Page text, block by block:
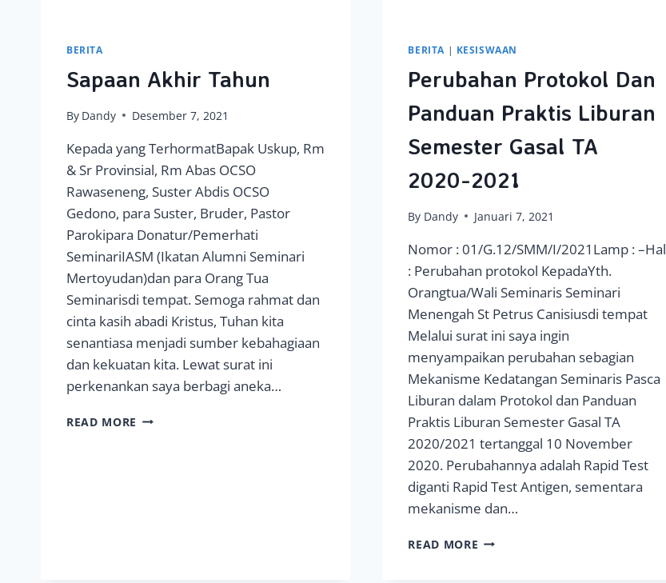
BERITA
Sapaan Akhir Tahun
By Dandy Desember 7, 2021
Kepada yang TerhormatBapak Uskup, Rm
& Sr Provinsial, Rm Abas OCSO
Rawaseneng, Suster Abdis OCSO
Gedono, para Suster, Bruder, Pastor
Parokipara Donatur/Pemerhati
SeminariIASM (Ikatan Alumni Seminari
Mertoyudan)dan para Orang Tua
Seminarisdi tempat. Semoga rahmat dan
cinta kasih abadi Kristus, Tuhan kita
senantiasa menjadi sumber kebahagiaan
dan kekuatan kita. Lewat surat ini
perkenankan saya berbagi aneka…
READ MORE SAPAAN
BERITA | KESISWAAN
Perubahan Protokol Dan
Panduan Praktis Liburan
Semester Gasal TA
2020-2021
By Dandy Januari 7, 2021
Nomor : 01/G.12/SMM/I/2021Lamp : –Hal
: Perubahan protokol KepadaYth.
Orangtua/Wali Seminaris Seminari
Menengah St Petrus Canisiusdi tempat
Melalui surat ini saya ingin
menyampaikan perubahan sebagian
Mekanisme Kedatangan Seminaris Pasca
Liburan dalam Protokol dan Panduan
Praktis Liburan Semester Gasal TA
2020/2021 tertanggal 10 November
2020. Perubahannya adalah Rapid Test
diganti Rapid Test Antigen, sementara
mekanisme dan…
READ MORE PERUBAHAN